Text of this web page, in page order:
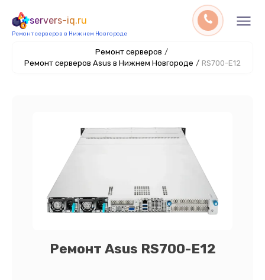
servers-iq.ru
Ремонт серверов в Нижнем Новгороде
Ремонт серверов /
Ремонт серверов Asus в Нижнем Новгороде / RS700-E12
Ремонт Asus RS700-E12